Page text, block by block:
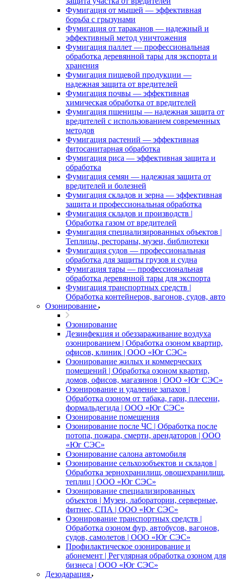
Фумигация от мышей — эффективная
борьба с грызунами
Фумигация от тараканов — надежный и
эффективный метод уничтожения
Фумигация паллет — профессиональная
обработка деревянной тары для экспорта и
хранения
Фумигация пищевой продукции —
надежная защита от вредителей
Фумигация почвы — эффективная
химическая обработка от вредителей
Фумигация пшеницы — надежная защита от
вредителей с использованием современных
методов
Фумигация растений — эффективная
фитосанитарная обработка
Фумигация риса — эффективная защита и
обработка
Фумигация семян — надежная защита от
вредителей и болезней
Фумигация складов и зерна — эффективная
защита и профессиональная обработка
Фумигация складов и производств |
Обработка газом от вредителей
Фумигация специализированных объектов |
Теплицы, рестораны, музеи, библиотеки
Фумигация судов — профессиональная
обработка для защиты грузов и судна
Фумигация тары — профессиональная
обработка деревянной тары для экспорта
Фумигация транспортных средств |
Обработка контейнеров, вагонов, судов, авто
Озонирование
Озонирование
Дезинфекция и обеззараживание воздуха
озонированием | Обработка озоном квартир,
офисов, клиник | ООО «Юг СЭС»
Озонирование жилых и коммерческих
помещений | Обработка озоном квартир,
домов, офисов, магазинов | ООО «Юг СЭС»
Озонирование и удаление запахов |
Обработка озоном от табака, гари, плесени,
формальдегида | ООО «Юг СЭС»
Озонирование помещения
Озонирование после ЧС | Обработка после
потопа, пожара, смерти, арендаторов | ООО
«Юг СЭС»
Озонирование салона автомобиля
Озонирование сельхозобъектов и складов |
Обработка зернохранилищ, овощехранилищ,
теплиц | ООО «Юг СЭС»
Озонирование специализированных
объектов | Музеи, лаборатории, серверные,
фитнес, СПА | ООО «Юг СЭС»
Озонирование транспортных средств |
Обработка озоном фур, автобусов, вагонов,
судов, самолетов | ООО «Юг СЭС»
Профилактическое озонирование и
абонемент | Регулярная обработка озоном для
бизнеса | ООО «Юг СЭС»
Дезодарация